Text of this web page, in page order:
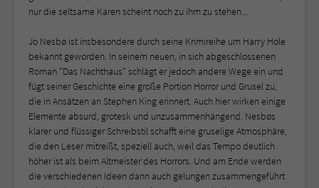
nur die seltsame Karen scheint noch zu ihm zu stehen...
Jo Nesbø ist insbesondere durch seine Krimireihe um Harry Hole
bekannt geworden. In seinem neuen, in sich abgeschlossenen
Roman "Das Nachthaus" schlägt er jedoch andere Wege ein und
fügt seiner Geschichte eine große Portion Horror und Grusel zu,
die in Ansätzen an Stephen King erinnert. Auch hier wirken einige
Elemente absurd, grotesk und unzusammenhängend. Nesbøs
klarer und flüssiger Schreibstil schafft eine gruselige Atmosphäre,
die den Leser mitreißt, speziell auch, weil das Tempo deutlich
höher ist als beim Altmeister des Horrors. Und am Ende werden
die verschiedenen Ideen dann auch gelungen zusammengeführt